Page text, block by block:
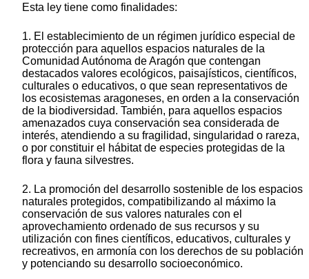
Esta ley tiene como finalidades:
1. El establecimiento de un régimen jurídico especial de
protección para aquellos espacios naturales de la
Comunidad Autónoma de Aragón que contengan
destacados valores ecológicos, paisajísticos, científicos,
culturales o educativos, o que sean representativos de
los ecosistemas aragoneses, en orden a la conservación
de la biodiversidad. También, para aquellos espacios
amenazados cuya conservación sea considerada de
interés, atendiendo a su fragilidad, singularidad o rareza,
o por constituir el hábitat de especies protegidas de la
flora y fauna silvestres.
2. La promoción del desarrollo sostenible de los espacios
naturales protegidos, compatibilizando al máximo la
conservación de sus valores naturales con el
aprovechamiento ordenado de sus recursos y su
utilización con fines científicos, educativos, culturales y
recreativos, en armonía con los derechos de su población
y potenciando su desarrollo socioeconómico.